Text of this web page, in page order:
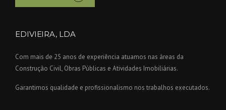
EDIVIEIRA, LDA
Com mais de 25 anos de experiência atuamos nas áreas da
Construção Civil, Obras Públicas e Atividades Imobiliárias.
Garantimos qualidade e profissionalismo nos trabalhos executados.